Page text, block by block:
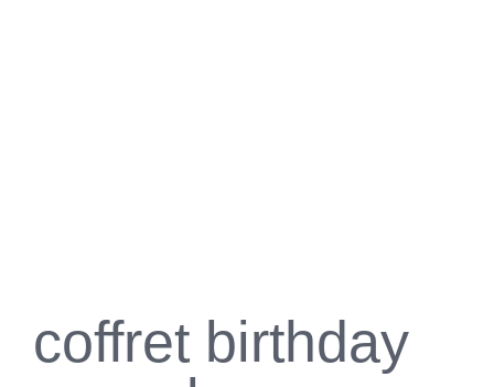
coffret birthday